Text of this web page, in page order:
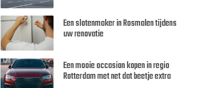
Een slotenmaker in Rosmalen tijdens
uw renovatie
Een mooie occasion kopen in regio
Rotterdam met net dat beetje extra